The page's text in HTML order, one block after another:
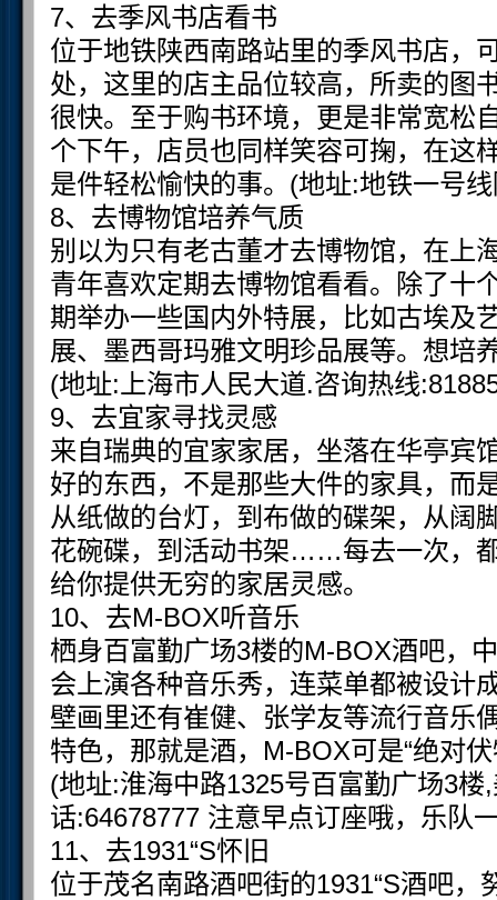
7、去季风书店看书
位于地铁陕西南路站里的季风书店，
处，这里的店主品位较高，所卖的图
很快。至于购书环境，更是非常宽松
个下午，店员也同样笑容可掬，在这
是件轻松愉快的事。(地址:地铁一号
8、去博物馆培养气质
别以为只有老古董才去博物馆，在上
青年喜欢定期去博物馆看看。除了十
期举办一些国内外特展，比如古埃及
展、墨西哥玛雅文明珍品展等。想培
(地址:上海市人民大道.咨询热线
9、去宜家寻找灵感
来自瑞典的宜家家居，坐落在华亭宾
好的东西，不是那些大件的家具，而
从纸做的台灯，到布做的碟架，从阔
花碗碟，到活动书架……每去一次，
给你提供无穷的家居灵感。
10、去M-BOX听音乐
栖身百富勤广场3楼的M-BOX酒吧，
会上演各种音乐秀，连菜单都被设计
壁画里还有崔健、张学友等流行音乐
特色，那就是酒，M-BOX可是“绝对
(地址:淮海中路1325号百富勤广场3
话:64678777 注意早点订座哦，乐队
11、去1931“S怀旧
位于茂名南路酒吧街的1931“S酒吧，